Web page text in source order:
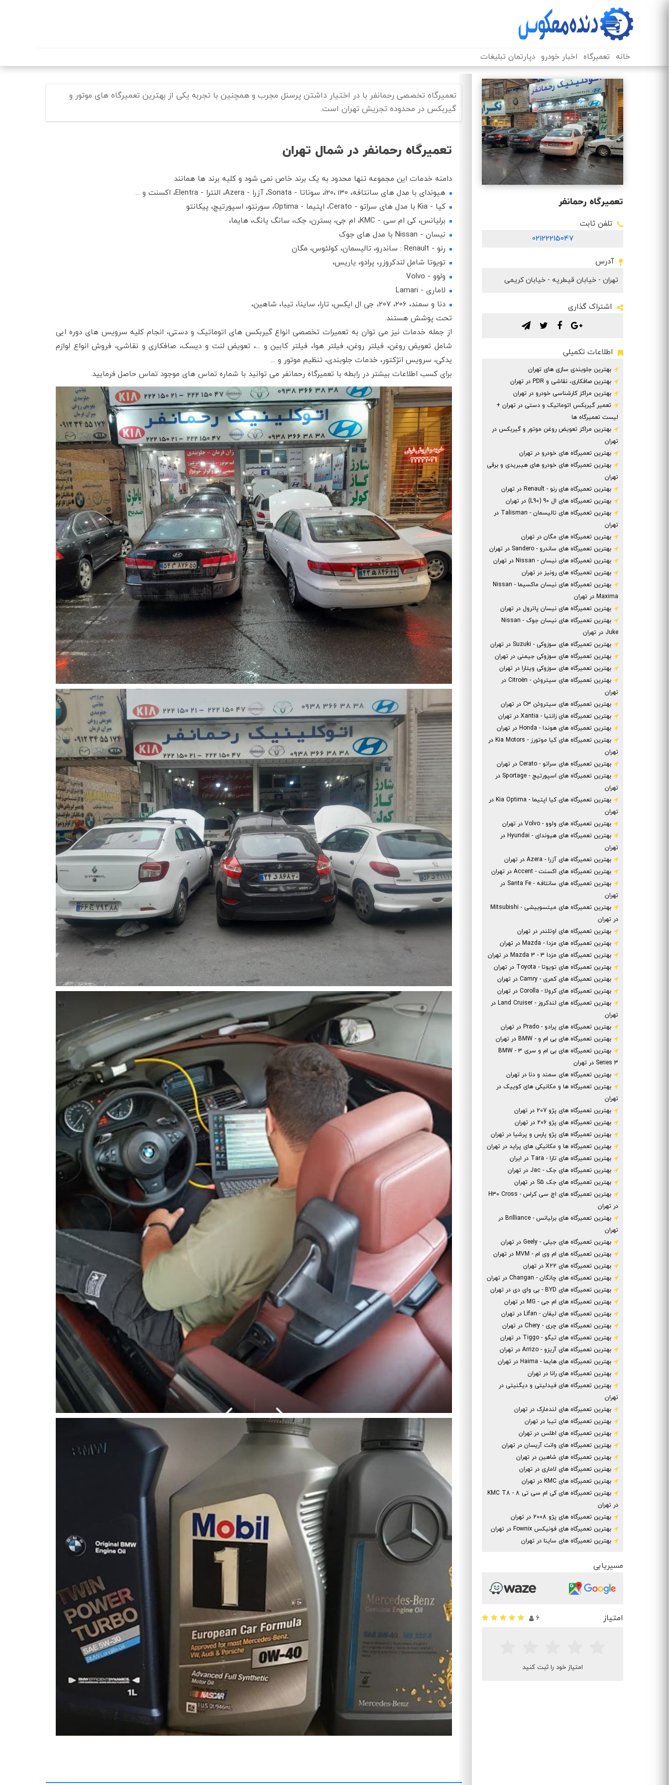
خانه
تعمیرگاه اخبار خودرو دپارتمان تبلیغات
تعمیرگاه رحمانفر
تلفن ثابت
02122215047
آدرس
تهران - خیابان قیطریه - خیابان کریمی
اشتراک گذاری
. . .
اطلاعات تکمیلی
بهترین جلوبندی سازی های تهران
بهترین صافکاری، نقاشی و PDR در تهران
بهترین مراکز کارشناسی خودرو در تهران
تعمیر گیربکس اتوماتیک و دستی در تهران +
لیست تعمیرگاه ها
بهترین مراکز تعویض روغن موتور و گیربکس در
تهران
بهترین تعمیرگاه های خودرو در تهران
بهترین تعمیرگاه های خودرو های هیبریدی و برقی
تهران
بهترین تعمیرگاه های رنو - Renault در تهران
بهترین تعمیرگاه های ال 90 (L90) در تهران
بهترین تعمیرگاه های تالیسمان - Talisman در
تهران
بهترین تعمیرگاه های مگان در تهران
بهترین تعمیرگاه های ساندرو - Sandero در تهران
بهترین تعمیرگاه های نیسان - Nissan در تهران
بهترین تعمیرگاه های رونیز در تهران
بهترین تعمیرگاه های نیسان ماکسیما - Nissan
Maxima در تهران
بهترین تعمیرگاه های نیسان پاترول در تهران
بهترین تعمیرگاه های نیسان جوک - Nissan
Juke در تهران
بهترین تعمیرگاه های سوزوکی - Suzuki در تهران
بهترین تعمیرگاه های سوزوکی جیمنی در تهران
بهترین تعمیرگاه های سوزوکی ویتارا در تهران
بهترین تعمیرگاه های سیتروئن - Citroën در
تهران
بهترین تعمیرگاه های سیتروئن C3 در تهران
بهترین تعمیرگاه های زانتیا - Xantia در تهران
بهترین تعمیرگاه های هوندا - Honda در تهران
بهترین تعمیرگاه های کیا موتورز - Kia Motors در
تهران
بهترین تعمیرگاه های سراتو - Cerato در تهران
بهترین تعمیرگاه های اسپورتیج - Sportage در
تهران
بهترین تعمیرگاه های کیا اپتیما - Kia Optima در
تهران
بهترین تعمیرگاه های ولوو - Volvo در تهران
بهترین تعمیرگاه های هیوندای - Hyundai در
تهران
بهترین تعمیرگاه های آزرا - Azera در تهران
بهترین تعمیرگاه های اکسنت - Accent در تهران
بهترین تعمیرگاه های سانتافه - Santa Fe در
تهران
بهترین تعمیرگاه های میتسوبیشی - Mitsubishi
در تهران
بهترین تعمیرگاه های اوتلندر در تهران
بهترین تعمیرگاه های مزدا - Mazda در تهران
بهترین تعمیرگاه های مزدا 3 - 3 Mazda در تهران
بهترین تعمیرگاه های تویوتا - Toyota در تهران
بهترین تعمیرگاه های کمری - Camry در تهران
بهترین تعمیرگاه های کرولا - Corolla در تهران
بهترین تعمیرگاه های لندکروز - Land Cruiser در
تهران
بهترین تعمیرگاه های پرادو - Prado در تهران
بهترین تعمیرگاه های بی ام و - BMW در تهران
بهترین تعمیرگاه های بی ام و سری ۳ - BMW
Series 3 در تهران
بهترین تعمیرگاه های سمند و دنا در تهران
بهترین تعمیرگاه ها و مکانیکی های کوییک در
تهران
بهترین تعمیرگاه های پژو 207 در تهران
بهترین تعمیرگاه های پژو 206 در تهران
بهترین تعمیرگاه های پژو پارس و پرشیا در تهران
بهترین تعمیرگاه ها و مکانیکی های پراید در تهران
بهترین تعمیرگاه های تارا - Tara در ایران
بهترین تعمیرگاه های جک - Jac در تهران
بهترین تعمیرگاه های جک S5 در تهران
بهترین تعمیرگاه های اچ سی کراس - H30 Cross
در تهران
بهترین تعمیرگاه های برلیانس - Brilliance در
تهران
بهترین تعمیرگاه های جیلی - Geely در تهران
بهترین تعمیرگاه های ام وی ام - MVM در تهران
بهترین تعمیرگاه های X22 در تهران
بهترین تعمیرگاه های چانگان - Changan در تهران
بهترین تعمیرگاه های BYD - بی وای دی در تهران
بهترین تعمیرگاه های ام جی - MG در تهران
بهترین تعمیرگاه های لیفان - Lifan در تهران
بهترین تعمیرگاه های چری - Chery در تهران
بهترین تعمیرگاه های تیگو - Tiggo در تهران
بهترین تعمیرگاه های آریزو - Arrizo در تهران
بهترین تعمیرگاه های هایما - Haima در تهران
بهترین تعمیرگاه های رانا در تهران
بهترین تعمیرگاه های فیدلیتی و دیگنیتی در
تهران
بهترین تعمیرگاه های لندمارک در تهران
بهترین تعمیرگاه های تیبا در تهران
بهترین تعمیرگاه های اطلس در تهران
بهترین تعمیرگاه های وانت آریسان در تهران
بهترین تعمیرگاه های شاهین در تهران
بهترین تعمیرگاه های لاماری در تهران
بهترین تعمیرگاه های KMC در تهران
بهترین تعمیرگاه های کی ام سی تی 8 - KMC T8
در تهران
بهترین تعمیرگاه های پژو 2008 در تهران
بهترین تعمیرگاه های فونیکس Fownix در تهران
بهترین تعمیرگاه های ساینا در تهران
مسیریابی
6 امتیاز
امتیاز خود را ثبت کنید
تعمیرگاه تخصصی رحمانفر با در اختیار داشتن پرسنل مجرب و همچنین با تجربه یکی از بهترین تعمیرگاه های موتور و
گیربکس در محدوده تجریش تهران است.
تعمیرگاه رحمانفر در شمال تهران
دامنه خدمات این مجموعه تنها محدود به یک برند خاص نمی شود و کلیه برند ها همانند
هیوندای با مدل های سانتافه، i20، ‌i30، سوناتا - Sonata، آزرا - Azera، النترا - Elentra، اکسنت و ...
کیا - Kia با مدل های سراتو - Cerato، اپتیما - Optima، سورنتو، اسپورتیج، پیکانتو
برلیانس، کی ام سی - KMC، ام جی، بسترن، جک، سانگ یانگ، هایما،
نیسان - Nissan با مدل های جوک
رنو - Renault : ساندرو، تالیسمان، کولئوس، مگان
تویوتا شامل لندکروزر، پرادو، یاریس،
ولوو - Volvo
لاماری - Lamari
دنا و سمند، 206، 207، جی ال ایکس، تارا، ساینا، تیبا، شاهین،
تحت پوشش هستند.
از جمله خدمات نیز می توان به تعمیرات تخصصی انواع گیربکس های اتوماتیک و دستی، انجام کلیه سرویس های دوره ایی
شامل تعویض روغن، فیلتر روغن، فیلتر هوا،‌ فیلتر کابین و ...، تعویض لنت و دیسک، صافکاری و نقاشی، فروش انواع لوازم
یدکی، سرویس انژکتور، خدمات جلوبندی، تنظیم موتور و ...
برای کسب اطلاعات بیشتر در رابطه با تعمیرگاه رحمانفر می توانید با شماره تماس های موجود تماس حاصل فرمایید.